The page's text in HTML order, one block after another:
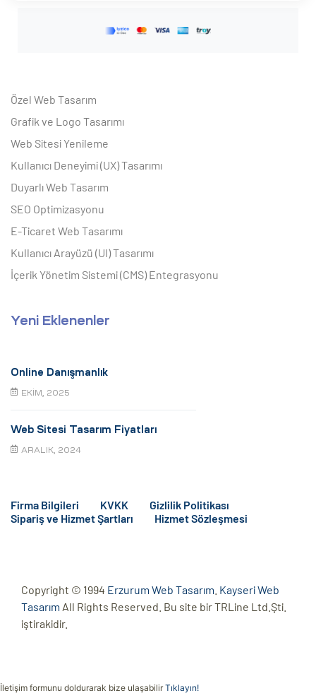
Özel Web Tasarım
Grafik ve Logo Tasarımı
Web Sitesi Yenileme
Kullanıcı Deneyimi (UX) Tasarımı
Duyarlı Web Tasarım
SEO Optimizasyonu
E-Ticaret Web Tasarımı
Kullanıcı Arayüzü (UI) Tasarımı
İçerik Yönetim Sistemi (CMS) Entegrasyonu
Yeni Eklenenler
Online Danışmanlık
EKIM, 2025
Web Sitesi Tasarım Fiyatları
ARALIK, 2024
Firma Bilgileri KVKK
Gizlilik Politikası
Sipariş ve Hizmet Şartları
Hizmet Sözleşmesi
Copyright © 1994 Erzurum Web Tasarım Kayseri Web
Tasarım All Rights Reserved. Bu site bir TRLine Ltd.Şti.
iştirakidir.
İletişim formunu doldurarak bize ulaşabilir Tıklayın!